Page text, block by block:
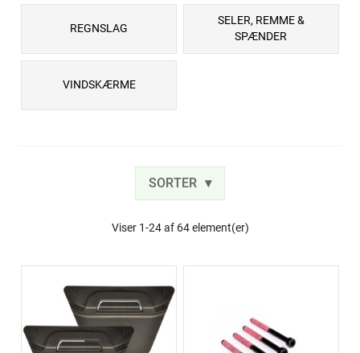
REGNSLAG
SELER, REMME &
SPÆNDER
VINDSKÆRME
SORTER
Viser 1-24 af 64 element(er)